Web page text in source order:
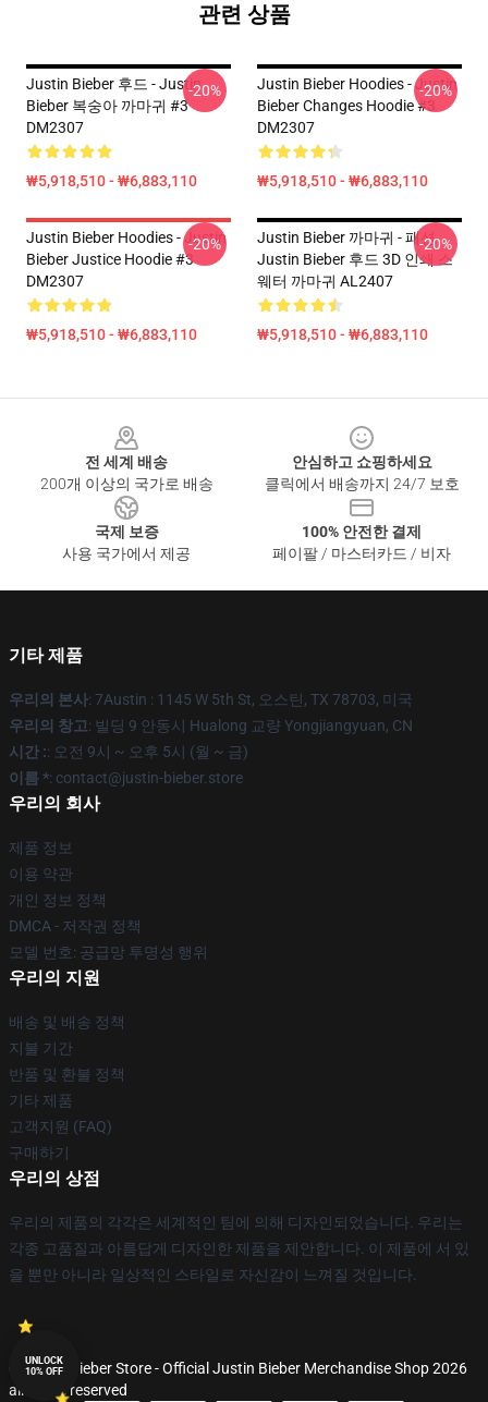
관련 상품
Justin Bieber 후드 - Justin
Bieber 복숭아 까마귀 #3
DM2307
₩5,918,510 - ₩6,883,110
-20%
Justin Bieber Hoodies - Justin
Bieber Changes Hoodie #3
DM2307
₩5,918,510 - ₩6,883,110
-20%
Justin Bieber Hoodies - Justin
Bieber Justice Hoodie #3
DM2307
₩5,918,510 - ₩6,883,110
-20%
Justin Bieber 까마귀 - 패션
Justin Bieber 후드 3D 인쇄 스
웨터 까마귀 AL2407
₩5,918,510 - ₩6,883,110
-20%
전 세계 배송
200개 이상의 국가로 배송
안심하고 쇼핑하세요
클릭에서 배송까지 24/7 보호
국제 보증
사용 국가에서 제공
100% 안전한 결제
페이팔 / 마스터카드 / 비자
기타 제품
우리의 본사: 7Austin : 1145 W 5th St, 오스틴, TX 78703, 미국
우리의 창고: 빌딩 9 안동시 Hualong 교량 Yongjiangyuan, CN
시간 :: 오전 9시 ~ 오후 5시 (월 ~ 금)
이름 *: contact@justin-bieber.store
우리의 회사
제품 정보
이용 약관
개인 정보 정책
DMCA - 저작권 정책
모델 번호: 공급망 투명성 행위
우리의 지원
배송 및 배송 정책
지불 기간
반품 및 환불 정책
기타 제품
고객지원 (FAQ)
구매하기
우리의 상점
우리의 제품의 각각은 세계적인 팀에 의해 디자인되었습니다. 우리는
각종 고품질과 아름답게 디자인한 제품을 제안합니다. 이 제품에 서 있
을 뿐만 아니라 일상적인 스타일로 자신감이 느껴질 것입니다.
© Justin Bieber Store - Official Justin Bieber Merchandise Shop 2026
all rights reserved
UNLOCK
10% OFF